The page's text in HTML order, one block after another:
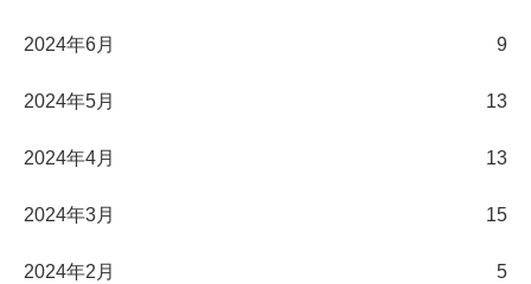
2024年6月 9
2024年5月 13
2024年4月 13
2024年3月 15
2024年2月 5